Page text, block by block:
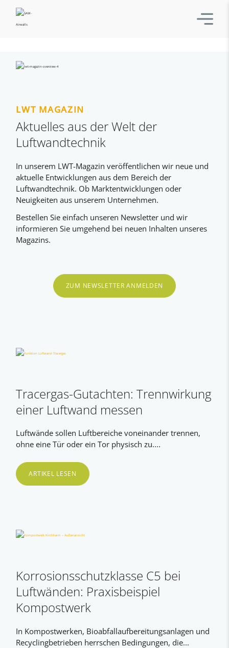
LWT MAGAZIN
Aktuelles aus der Welt der
Luftwandtechnik
In unserem LWT-Magazin veröffentlichen wir neue und
aktuelle Entwicklungen aus dem Bereich der
Luftwandtechnik. Ob Marktentwicklungen oder
Neuigkeiten aus unserem Unternehmen.
Bestellen Sie einfach unseren Newsletter und wir
informieren Sie umgehend bei neuen Inhalten unseres
Magazins.
ZUM NEWSLETTER ANMELDEN
Tracergas-Gutachten: Trennwirkung
einer Luftwand messen
Luftwände sollen Luftbereiche voneinander trennen,
ohne eine Tür oder ein Tor physisch zu....
ARTIKEL LESEN
Korrosionsschutzklasse C5 bei
Luftwänden: Praxisbeispiel
Kompostwerk
In Kompostwerken, Bioabfallaufbereitungsanlagen und
Recyclingbetrieben herrschen Bedingungen, die...